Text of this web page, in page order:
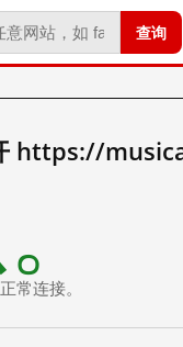
查询
https://
常连接。